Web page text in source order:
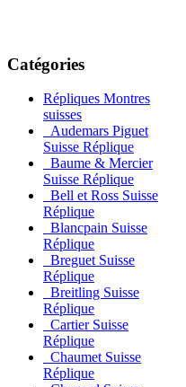
Catégories
Répliques Montres
suisses
Audemars Piguet
Suisse Réplique
Baume & Mercier
Suisse Réplique
Bell et Ross Suisse
Réplique
Blancpain Suisse
Réplique
Breguet Suisse
Réplique
Breitling Suisse
Réplique
Cartier Suisse
Réplique
Chaumet Suisse
Réplique